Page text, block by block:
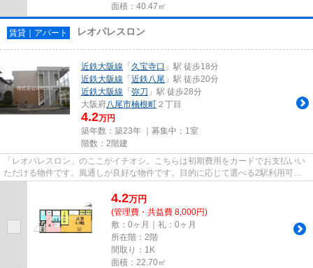
面積：40.47㎡
賃貸｜アパート レオパレスロン
近鉄大阪線 「久宝寺口 」駅 徒歩18分
近鉄大阪線 「近鉄八尾 」駅 徒歩20分
近鉄大阪線 「弥刀 」駅 徒歩28分
大阪府八尾市楠根町 ２丁目
4.2万円
築年数：築23年 ｜募集中： 1室
階数：2階建
「レオパレスロン」のここがイチオシ。こちらは初期費用をカードでお支払いい
ただける物件です。風通しが良好な物件です。目的に応じて選べる2駅利用可能
なアパートです。できるだけ早...
4.2万円
(管理費・共益費 8,000円)
敷：0ヶ月｜礼：0ヶ月
所在階：2階
間取り：1K
面積：22.70㎡